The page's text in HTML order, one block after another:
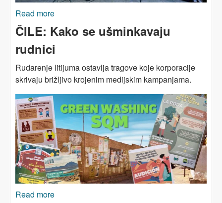
Read more
ČILE: Kako se ušminkavaju
rudnici
Rudarenje litijuma ostavlja tragove koje korporacije
skrivaju brižljivo krojenim medijskim kampanjama.
Read more